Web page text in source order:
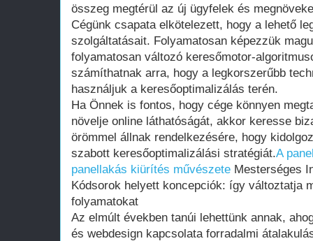
összeg megtérül az új ügyfelek és
Cégünk csapata elkötelezett, hogy a lehető
szolgáltatásait. Folyamatosan képezzük
folyamatosan változó keresőmotor-
számíthatnak arra, hogy a legkorszerűbb
használjuk a keresőoptimalizálás terén.
Ha Önnek is fontos, hogy cége könnyen
növelje online láthatóságát, akkor keresse
örömmel állnak rendelkezésére, hogy
szabott keresőoptimalizálási stratégiát.A
panellakás kiürítés művészete Mesterséges
Kódsorok helyett koncepciók: így változtatja
folyamatokat
Az elmúlt években tanúi lehettünk annak,
és webdesign kapcsolata forradalmi